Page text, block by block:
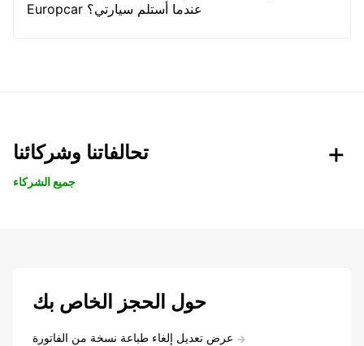
Europcar عندما أستلم سيارتي؟
تحالفاتنا وشركائنا
جميع الشركاء
حول الحجز الخاص بك
عرض تعديل إلغاء طباعة نسخة من الفاتورة